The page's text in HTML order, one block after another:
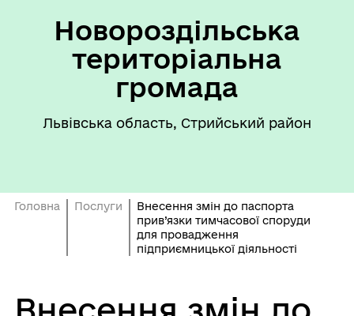
Новороздільська
територіальна
громада
Львівська область, Стрийський район
Головна Послуги
Внесення змін до паспорта
прив’язки тимчасової споруди
для провадження
підприємницької діяльності